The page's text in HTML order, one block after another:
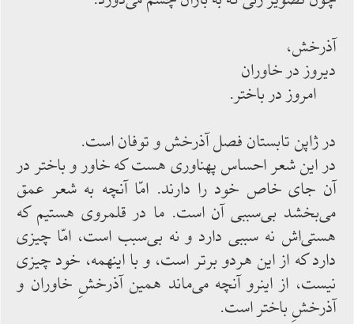
آذرخش،
دیروز در خاوران
امروز در باختر.
در ژاپن تابستان فصل آذرخش و توفان است.
در این شعر احساس پهناوری هست كه خاور و باختر در
آن جای خاص خود را دارند. امّا آنچه به شعر عمق
‌‌می‌‌بخشد بی‌‌سببی آن است. ما در قلمروی هستیم كه
هستی‌‌اش نه سببی دارد و نه بی‌‌سبب است، امّا چیزی
دارد كه از این هردو برتر است، و با اینهمه، خود چیزی
نیست، از اینرو آنچه می‌‌ماند همین آذرخشِ خاوران و
آذرخشِ باختر است.